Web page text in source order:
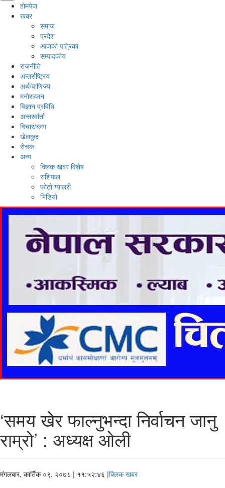
होमपेज
खबर
समाज
प्रदेश
आजको पत्रिका
सम्पादकीय
राजनीति
अन्तर्राष्ट्रिय
अर्थ/वाणिज्य
मनाेरञ्जन
विज्ञान प्रविधि
अन्तरर्वार्ता
विचार/ब्लग
खेलकुद
रोचक
अन्य
क्लिक खबर विशेष
राशिफल
फोटो ग्यालरी
भिडियो
‘समय खेर फाल्नुभन्दा निर्वाचन जानु
राम्रो’ : अध्यक्ष ओली
मंगलबार, कार्तिक ०९, २०७८ | ११:५२:४६ |क्लिक खबर